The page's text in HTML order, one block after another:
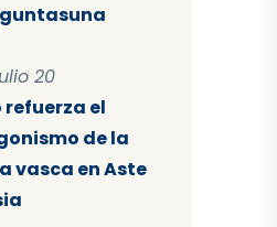
20
refuerza el
de la
vasca en Aste